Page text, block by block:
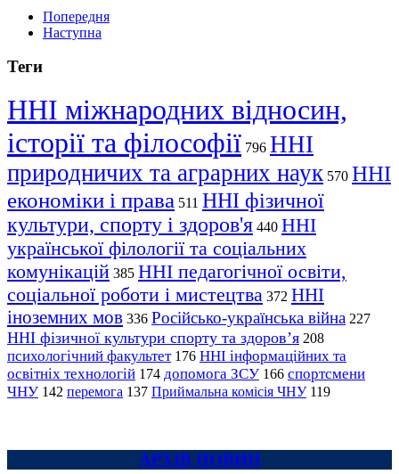
Попередня
Наступна
Теги
ННІ міжнародних відносин,
історії та філософії 796 ННІ
природничих та аграрних наук 570 ННІ
економіки і права 511 ННІ фізичної
культури, спорту і здоров'я 440 ННІ
української філології та соціальних
комунікацій 385 ННІ педагогічної освіти,
соціальної роботи і мистецтва 372 ННІ
іноземних мов 336 Російсько-українська війна 227
ННІ фізичної культури спорту та здоров’я 208
психологічний факультет 176 ННІ інформаційних та
освітніх технологій 174 допомога ЗСУ 166 спортсмени
ЧНУ 142 перемога 137 Приймальна комісія ЧНУ 119
АРХІВ НОВИН